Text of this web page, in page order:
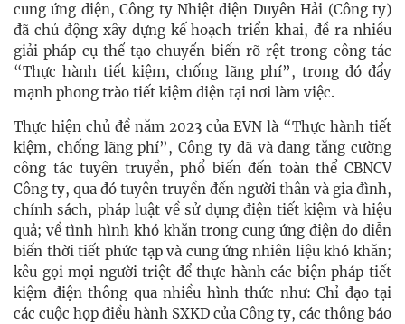
cung ứng điện, Công ty Nhiệt điện Duyên Hải (Công ty)
đã chủ động xây dựng kế hoạch triển khai, đề ra nhiều
giải pháp cụ thể tạo chuyển biến rõ rệt trong công tác
“Thực hành tiết kiệm, chống lãng phí”, trong đó đẩy
mạnh phong trào tiết kiệm điện tại nơi làm việc.
​Thực hiện chủ đề năm 2023 của EVN là “Thực hành tiết
kiệm, chống lãng phí”, Công ty đã và đang tăng cường
công tác tuyên truyền, phổ biến đến toàn thể CBNCV
Công ty, qua đó tuyên truyền đến người thân và gia đình,
chính sách, pháp luật về sử dụng điện tiết kiệm và hiệu
quả; về tình hình khó khăn trong cung ứng điện do diễn
biến thời tiết phức tạp và cung ứng nhiên liệu khó khăn;
kêu gọi mọi người triệt để thực hành các biện pháp tiết
kiệm điện thông qua nhiều hình thức như: Chỉ đạo tại
các cuộc họp điều hành SXKD của Công ty, các thông báo